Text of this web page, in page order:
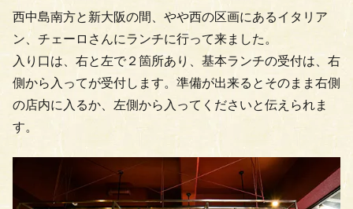
西中島南方と新大阪の間、やや西の区画にあるイタリア
ン、チェーロさんにランチに行って来ました。
入り口は、右と左で２箇所あり、基本ランチの受付は、右
側から入ってが受付します。準備が出来るとそのまま右側
の店内に入るか、左側から入ってくださいと伝えられま
す。